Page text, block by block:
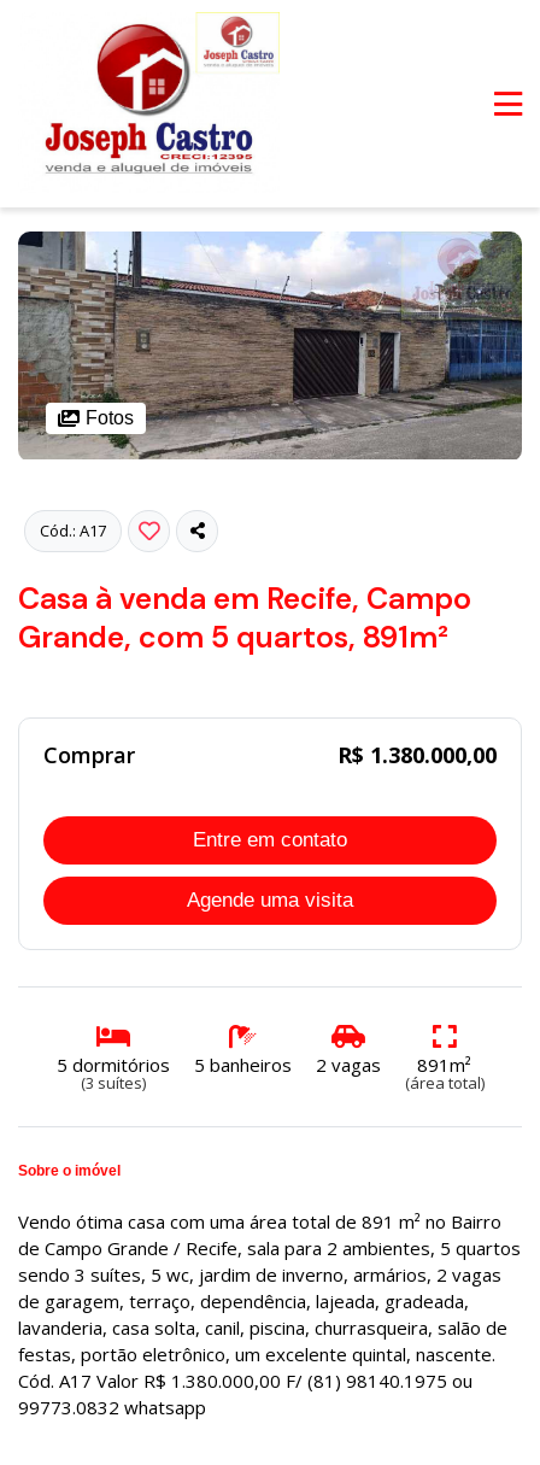
Fotos
Cód.: A17
Casa à venda em Recife, Campo
Grande, com 5 quartos, 891m²
Comprar R$ 1.380.000,00
Entre em contato
Agende uma visita
5 dormitórios
(3 suítes)
5 banheiros 2 vagas 891m²
(área total)
Sobre o imóvel
Vendo ótima casa com uma área total de 891 m² no Bairro
de Campo Grande / Recife, sala para 2 ambientes, 5 quartos
sendo 3 suítes, 5 wc, jardim de inverno, armários, 2 vagas
de garagem, terraço, dependência, lajeada, gradeada,
lavanderia, casa solta, canil, piscina, churrasqueira, salão de
festas, portão eletrônico, um excelente quintal, nascente.
Cód. A17 Valor R$ 1.380.000,00 F/ (81) 98140.1975 ou
99773.0832 whatsapp